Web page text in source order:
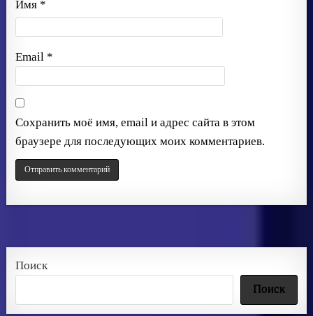
Имя *
Email *
Сохранить моё имя, email и адрес сайта в этом
браузере для последующих моих комментариев.
Поиск
Поиск